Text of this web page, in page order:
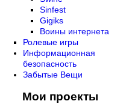
Sinfest
Gigiks
Воины интернета
Ролевые игры
Информационная
безопасность
Забытые Вещи
Мои проекты